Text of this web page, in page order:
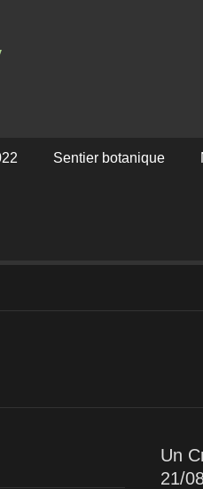
Sentier botanique
Un
21/